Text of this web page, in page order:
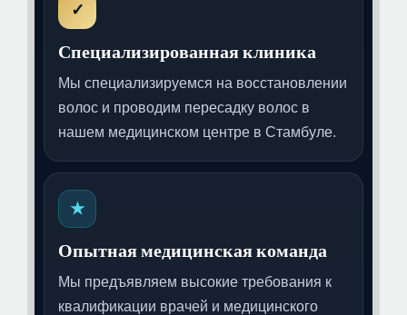
✓
Специализированная клиника
Мы специализируемся на восстановлении
волос и проводим пересадку волос в
нашем медицинском центре в Стамбуле.
★
Опытная медицинская команда
Мы предъявляем высокие требования к
квалификации врачей и медицинского